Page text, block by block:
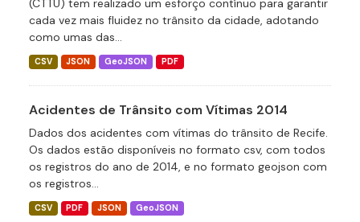
(CTTU) tem realizado um esforço contínuo para garantir
cada vez mais fluidez no trânsito da cidade, adotando
como umas das...
CSV JSON GeoJSON PDF
Acidentes de Trânsito com Vítimas 2014
Dados dos acidentes com vítimas do trânsito de Recife.
Os dados estão disponíveis no formato csv, com todos
os registros do ano de 2014, e no formato geojson com
os registros...
CSV PDF JSON GeoJSON